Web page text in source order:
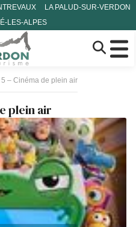
LA PALUD-SUR-VERDON
LES-ALPES
5 – Cinéma de plein air
plein air